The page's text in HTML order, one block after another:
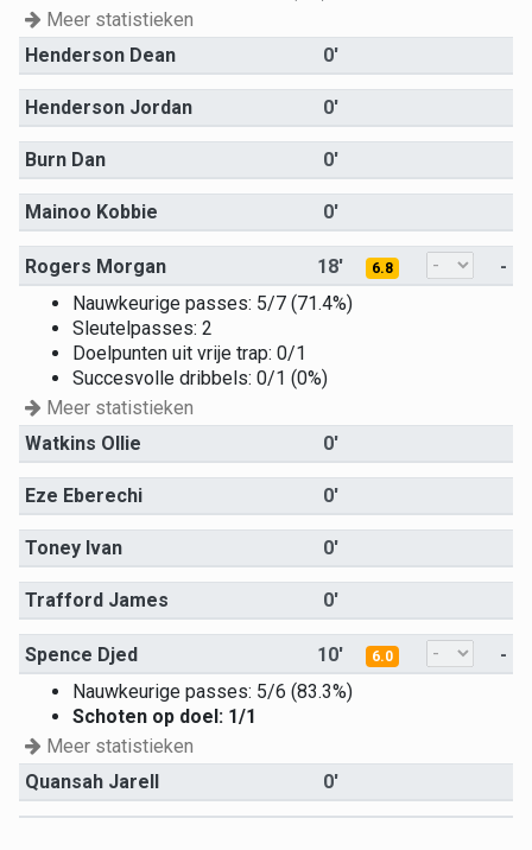
Meer statistieken
Henderson Dean
0'
Henderson Jordan 0'
Burn Dan 0'
Mainoo Kobbie 0'
Rogers Morgan 18' 6.8
-
Nauwkeurige passes: 5/7 (71.4%)
Sleutelpasses: 2
Doelpunten uit vrije trap: 0/1
Succesvolle dribbels: 0/1 (0%)
Meer statistieken
Watkins Ollie
0'
Eze Eberechi 0'
Toney Ivan 0'
Trafford James 0'
Spence Djed 10' 6.0
-
Nauwkeurige passes: 5/6 (83.3%)
Schoten op doel: 1/1
Meer statistieken
Quansah Jarell
0'